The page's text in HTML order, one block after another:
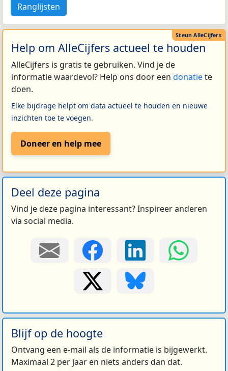
Ranglijsten
Help om AlleCijfers actueel te houden
AlleCijfers is gratis te gebruiken. Vind je de
informatie waardevol? Help ons door een donatiete
doen.
Elke bijdrage helpt om data actueel te houden en nieuwe
inzichten toe te voegen.
Doneer en help mee
Deel deze pagina
Vind je deze pagina interessant? Inspireer anderen
via social media.
Blijf op de hoogte
Ontvang een e-mail als de informatie is bijgewerkt.
Maximaal 2 per jaar en niets anders dan dat.